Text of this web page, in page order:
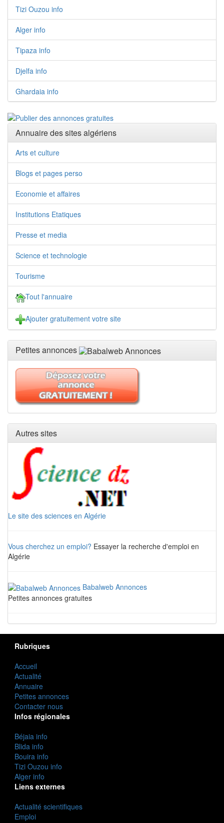
Tizi Ouzou info
Alger info
Tipaza info
Djelfa info
Ghardaia info
Annuaire des sites algériens
Arts et culture
Blogs et pages perso
Economie et affaires
Institutions Etatiques
Presse et media
Science et technologie
Tourisme
Tout l'annuaire
Ajouter gratuitement votre site
Petites annonces
Autres sites
Le site des sciences en Algérie
Vous cherchez un emploi? Essayer la recherche d'emploi en
Algérie
Babalweb Annonces
Petites annonces gratuites
Rubriques
Accueil
Actualité
Annuaire
Petites annonces
Contacter nous
Infos régionales
Béjaia info
Blida info
Bouira info
Tizi Ouzou info
Alger info
Liens externes
Actualité scientifiques
Emploi